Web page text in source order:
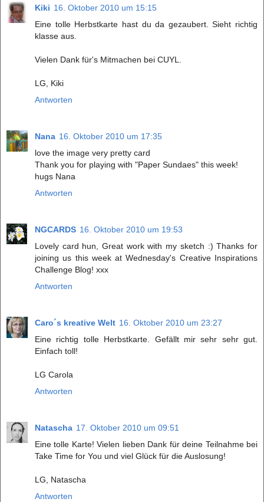
Kiki 16. Oktober 2010 um 15:15
Eine tolle Herbstkarte hast du da gezaubert. Sieht richtig
klasse aus.
Vielen Dank für's Mitmachen bei CUYL.
LG, Kiki
Antworten
Nana 16. Oktober 2010 um 17:35
love the image very pretty card
Thank you for playing with "Paper Sundaes" this week!
hugs Nana
Antworten
NGCARDS 16. Oktober 2010 um 19:53
Lovely card hun, Great work with my sketch :) Thanks for
joining us this week at Wednesday's Creative Inspirations
Challenge Blog! xxx
Antworten
Caro´s kreative Welt 16. Oktober 2010 um 23:27
Eine richtig tolle Herbstkarte. Gefällt mir sehr sehr gut.
Einfach toll!
LG Carola
Antworten
Natascha 17. Oktober 2010 um 09:51
Eine tolle Karte! Vielen lieben Dank für deine Teilnahme bei
Take Time for You und viel Glück für die Auslosung!
LG, Natascha
Antworten